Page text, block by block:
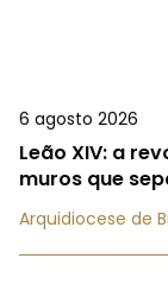
6 agosto 2026
Leão XIV: a
muros que
Arquidiocese de